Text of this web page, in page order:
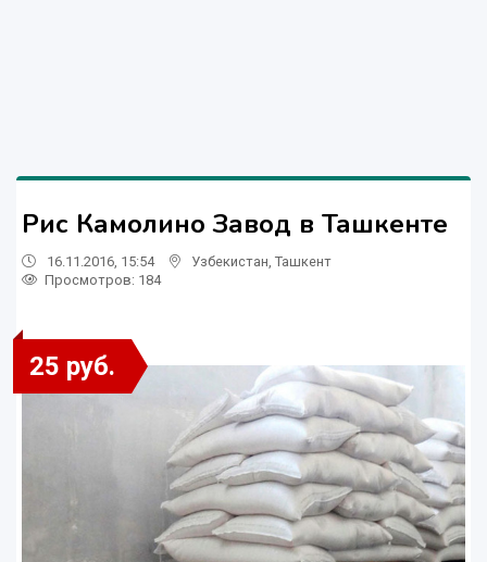
Рис Камолино Завод в Ташкенте
16.11.2016, 15:54 Узбекистан Ташкент
Просмотров: 184
25 руб.